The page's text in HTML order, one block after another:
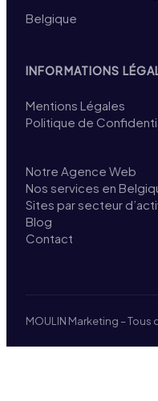
Belgique
INFORMATIONS
Mentions Légales
Politique de
Notre Agence Web
Nos services en
Sites par secteur
Blog
Contact
MOULIN Marketing – Tous